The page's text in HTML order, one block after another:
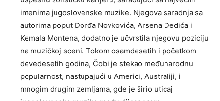
imenima jugoslovenske muzike. Njegova saradnja sa
autorima poput Đorđa Novkovića, Arsena Dedića i
Kemala Montena, dodatno je učvrstila njegovu poziciju
na muzičkoj sceni. Tokom osamdesetih i početkom
devedesetih godina, Čobi je stekao međunarodnu
popularnost, nastupajući u Americi, Australiji, i
mnogim drugim zemljama, gde je širio uticaj